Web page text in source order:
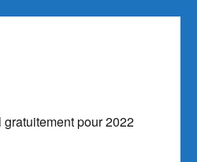
pour 2022